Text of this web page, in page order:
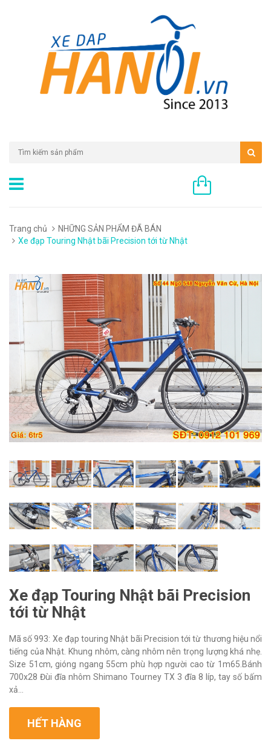
Trang chủ
NHỮNG SẢN PHẨM ĐÃ BÁN
Xe đạp Touring Nhật bãi Precision tới từ Nhật
Xe đạp Touring Nhật bãi Precision
tới từ Nhật
Mã số 993: Xe đạp touring Nhật bãi Precision tới từ thương hiệu nổi
tiếng của Nhật. Khung nhôm, càng nhôm nên trọng lượng khá nhẹ.
Size 51cm, gióng ngang 55cm phù hợp người cao từ 1m65.Bánh
700x28 Đùi đĩa nhôm Shimano Tourney TX 3 đĩa 8 líp, tay số bấm
xả...
HẾT HÀNG